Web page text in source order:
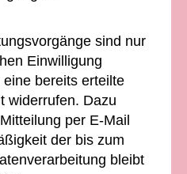
sind nur
Einwilligung
bereits erteilte
widerrufen. Dazu
per E-Mail
der bis zum
bleibt